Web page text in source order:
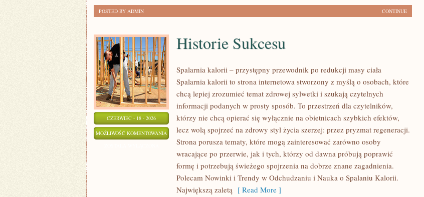
CONTINUE
POSTED BY ADMIN
CZERWIEC - 18 - 2026
MOŻLIWOŚĆ KOMENTOWANIA HISTORIE
SUKCESU
Historie Sukcesu
Spalarnia kalorii – przystępny przewodnik po redukcji masy ciała
Spalarnia kalorii to strona internetowa stworzony z myślą o osobach, które
chcą lepiej zrozumieć temat zdrowej sylwetki i szukają czytelnych
informacji podanych w prosty sposób. To przestrzeń dla czytelników,
którzy nie chcą opierać się wyłącznie na obietnicach szybkich efektów,
lecz wolą spojrzeć na zdrowy styl życia szerzej: przez pryzmat regeneracji.
Strona porusza tematy, które mogą zainteresować zarówno osoby
wracające po przerwie, jak i tych, którzy od dawna próbują poprawić
formę i potrzebują świeżego spojrzenia na dobrze znane zagadnienia.
Polecam Nowinki i Trendy w Odchudzaniu i Nauka o Spalaniu Kalorii.
Największą zaletą [ Read More ]